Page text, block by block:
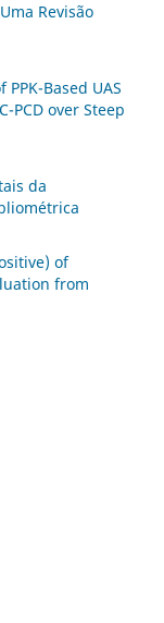
Revisão
Based UAS
PCD over Steep
da
of
from